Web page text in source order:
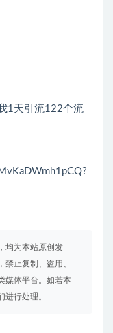
1天引流122个流
均为本站原创发
止复制、盗用、
媒体平台。如若本
进行处理。